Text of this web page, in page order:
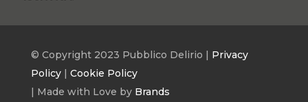
© Copyright 2023 Pubblico Delirio | Privacy
Policy| Cookie Policy
| Made with Love by Brands